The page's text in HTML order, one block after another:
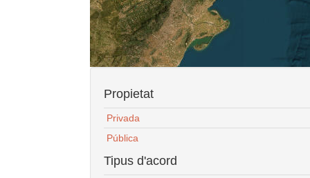
Propietat
Privada
Pública
Tipus d'acord